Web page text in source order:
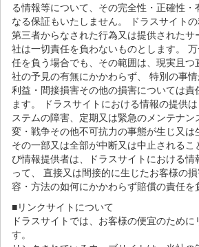
る情報等について、その完全性・正確性
なる保証もいたしません。 ドラスサイト
第三者からなされた行為又は提供されたサ
社は一切責任を負わないものとします。
任を負う場合でも、その範囲は、現実且つ
社の予見の有無にかかわらず、 特別の事
利益・間接損害その他の損害については責
ます。 ドラスサイトにおける情報の提供
ステムの障害、定期又は緊急のメンテナン
変・戦争その他不可抗力の事態が生じ又は
その一部又は全部が中断又は中止されるこ
び情報提供者は、ドラスサイトにおける情
って、 直接又は間接的に生じたお客様の
容・方法の如何にかかわらず賠償の責任を
■リンクサイトについて
ドラスサイトでは、お客様の便宜のために
す。